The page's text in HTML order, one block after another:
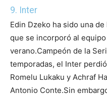
9. Inter
Edin Dzeko ha sido una
que se incorporó al
verano.Campeón de la
temporadas, el Inter
Romelu Lukaku y Achraf
Antonio Conte.Sin